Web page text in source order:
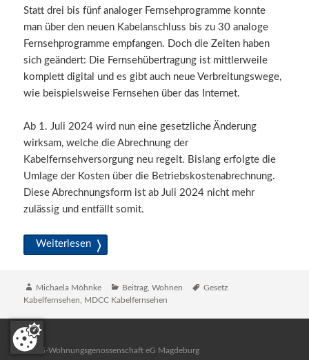
Statt drei bis fünf analoger Fernsehprogramme konnte
man über den neuen Kabelanschluss bis zu 30 analoge
Fernsehprogramme empfangen. Doch die Zeiten haben
sich geändert: Die Fernsehübertragung ist mittlerweile
komplett digital und es gibt auch neue Verbreitungswege,
wie beispielsweise Fernsehen über das Internet.
Ab 1. Juli 2024 wird nun eine gesetzliche Änderung
wirksam, welche die Abrechnung der
Kabelfernsehversorgung neu regelt. Bislang erfolgte die
Umlage der Kosten über die Betriebskostenabrechnung.
Diese Abrechnungsform ist ab Juli 2024 nicht mehr
zulässig und entfällt somit.
Weiterlesen Schwarzer Bildschirm ab Juli?
Autor
Michaela Möhnke Katgeorien
Beitrag ,Wohnen Schlagwörter
Gesetz
Kabelfernsehen
MDCC Kabelfernsehen
MWG-Wohnungsgenossenschaft eG Magdeburg